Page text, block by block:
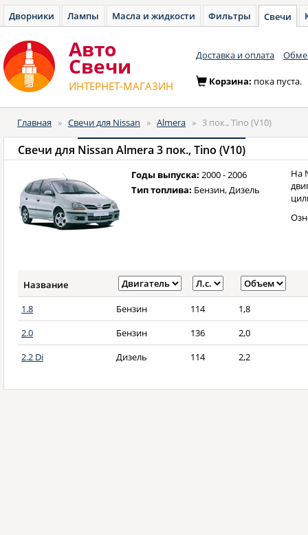
Дворники Лампы Масла и жидкости Фильтры Свечи
Авто
Cвечи
ИНТЕРНЕТ-МАГАЗИН
Доставка и оплата
Корзина: пока пуста.
Главная » Свечи для Nissan » Almera » 3 пок., Tino (V10)
Свечи для Nissan Almera 3 пок., Tino (V10)
Годы выпуска: 2000 - 2006
Тип топлива: Бензин, Дизель
На
Название
1.8
Бензин 114
1,8
2.0
Бензин 136
2,0
2.2 Di
Дизель 114 2,2